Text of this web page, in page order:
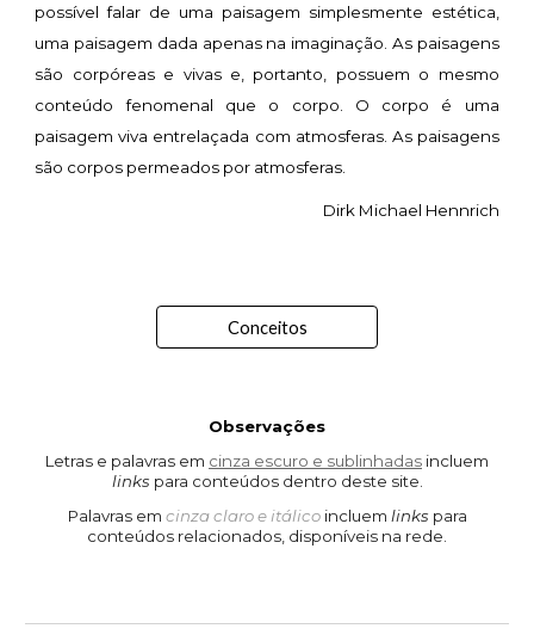
possível falar de uma paisagem simplesmente estética,
uma paisagem dada apenas na imaginação. As paisagens
são corpóreas e vivas e, portanto, possuem o mesmo
conteúdo fenomenal que o corpo. O corpo é uma
paisagem viva entrelaçada com atmosferas. As paisagens
são corpos permeados por atmosferas.
Dirk Michael Hennrich
Conceitos
Observações
Letras e palavras em cinza escuro e sublinhadas incluem
links para conteúdos dentro deste site.
Palavras em cinza claro e itálico incluem links para
conteúdos relacionados, disponíveis na rede.